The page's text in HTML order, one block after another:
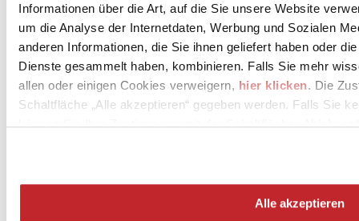
Informationen über die Art, auf die Sie unsere Website
um die Analyse der Internetdaten, Werbung und Sozialen
anderen Informationen, die Sie ihnen geliefert haben oder
Dienste gesammelt haben, kombinieren. Falls Sie mehr
allen oder einigen Cookies verweigern, hier klicken. Die
Schaltfläche „Alle akzeptieren“ gegeben werden. Falls Sie
können Sie Ihre Zustimmung mit der Schaltfläche
Alle akzeptieren
News
aziende
Cookie Policy